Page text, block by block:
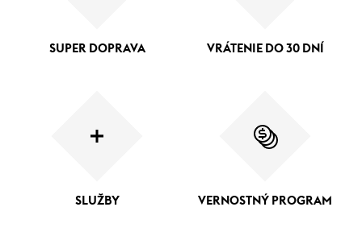
SUPER DOPRAVA VRÁTENIE DO 30 DNÍ
SLUŽBY VERNOSTNÝ PROGRAM